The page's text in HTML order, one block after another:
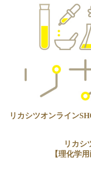
リカシツオンライン
リカシ
【理化学